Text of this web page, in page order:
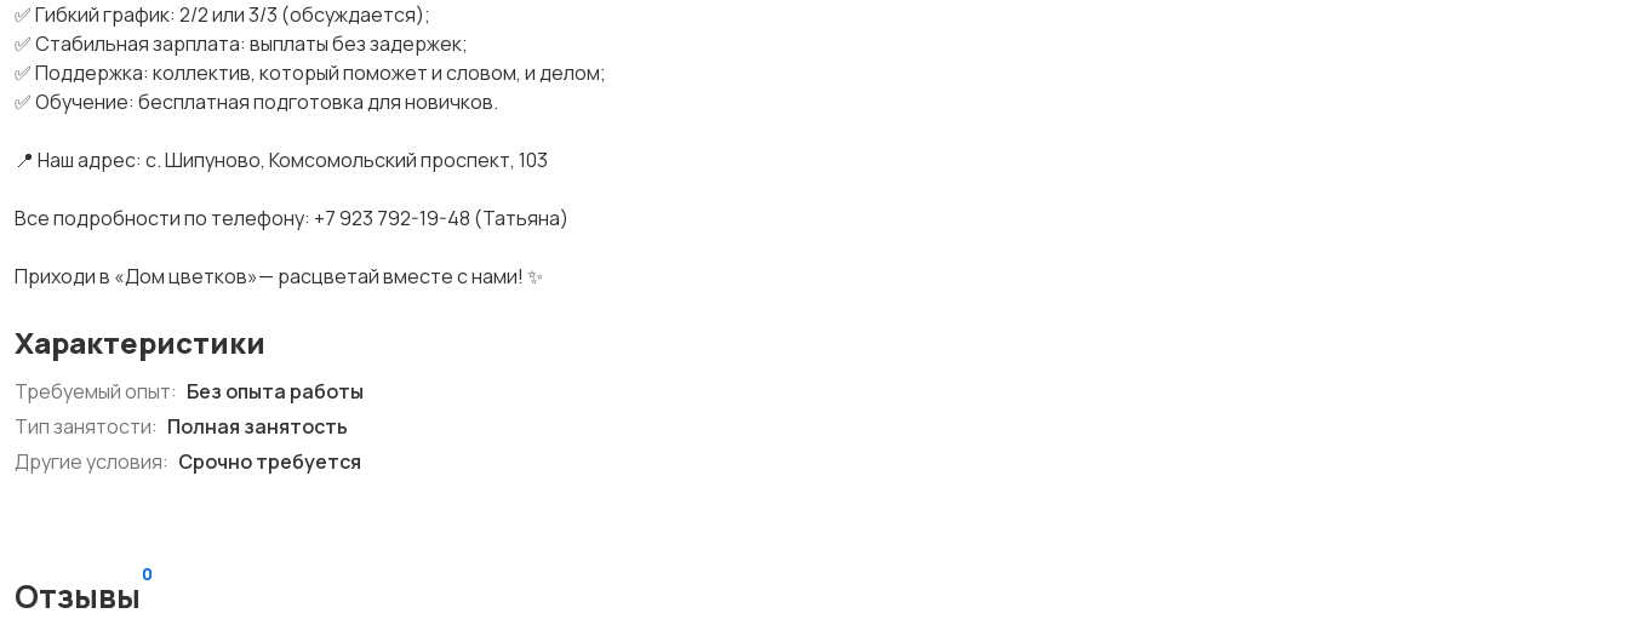
✅ Гибкий график: 2/2 или 3/3 (обсуждается);
✅ Стабильная зарплата: выплаты без задержек;
✅ Поддержка: коллектив, который поможет и словом, и делом;
✅ Обучение: бесплатная подготовка для новичков.
📍 Наш адрес: с. Шипуново, Комсомольский проспект, 103
Все подробности по телефону: +7 923 792-19-48 (Татьяна)
Приходи в «Дом цветков»— расцветай вместе с нами! ✨
Характеристики
Требуемый опыт: Без опыта работы
Тип занятости: Полная занятость
Другие условия: Срочно требуется
Отзывы
0